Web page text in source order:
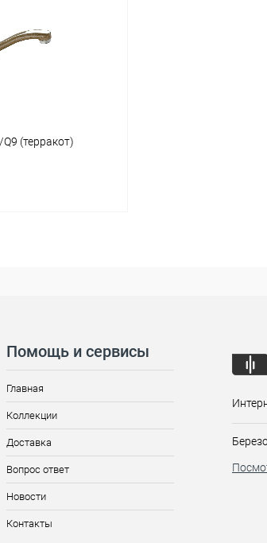
(терракот)
Помощь и сервисы
Главная
Коллекции
Доставка
Вопрос ответ
Новости
Контакты